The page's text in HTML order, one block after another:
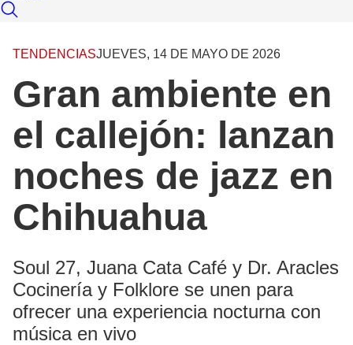
TENDENCIASJUEVES, 14 DE MAYO DE 2026
Gran ambiente en
el callejón: lanzan
noches de jazz en
Chihuahua
Soul 27, Juana Cata Café y Dr. Aracles
Cocinería y Folklore se unen para
ofrecer una experiencia nocturna con
música en vivo